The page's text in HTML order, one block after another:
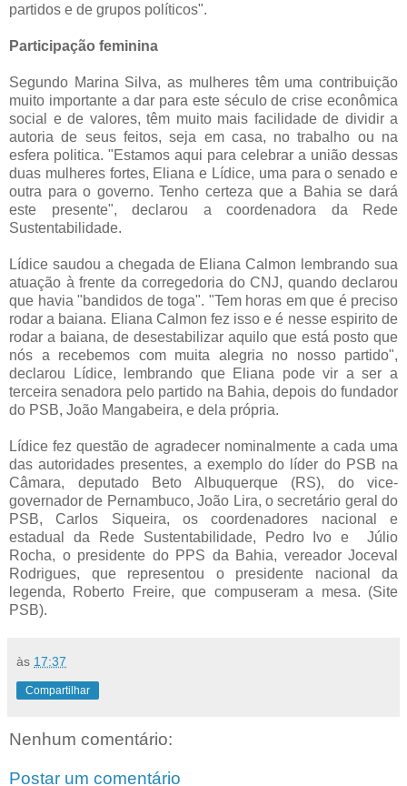
partidos e de grupos políticos".
Participação feminina
Segundo Marina Silva, as mulheres têm uma contribuição
muito importante a dar para este século de crise econômica
social e de valores, têm muito mais facilidade de dividir a
autoria de seus feitos, seja em casa, no trabalho ou na
esfera politica. "Estamos aqui para celebrar a união dessas
duas mulheres fortes, Eliana e Lídice, uma para o senado e
outra para o governo. Tenho certeza que a Bahia se dará
este presente", declarou a coordenadora da Rede
Sustentabilidade.
Lídice saudou a chegada de Eliana Calmon lembrando sua
atuação à frente da corregedoria do CNJ, quando declarou
que havia "bandidos de toga". "Tem horas em que é preciso
rodar a baiana. Eliana Calmon fez isso e é nesse espirito de
rodar a baiana, de desestabilizar aquilo que está posto que
nós a recebemos com muita alegria no nosso partido",
declarou Lídice, lembrando que Eliana pode vir a ser a
terceira senadora pelo partido na Bahia, depois do fundador
do PSB, João Mangabeira, e dela própria.
Lídice fez questão de agradecer nominalmente a cada uma
das autoridades presentes, a exemplo do líder do PSB na
Câmara, deputado Beto Albuquerque (RS), do vice-
governador de Pernambuco, João Lira, o secretário geral do
PSB, Carlos Siqueira, os coordenadores nacional e
estadual da Rede Sustentabilidade, Pedro Ivo e Júlio
Rocha, o presidente do PPS da Bahia, vereador Joceval
Rodrigues, que representou o presidente nacional da
legenda, Roberto Freire, que compuseram a mesa. (Site
PSB).
às 17:37
Compartilhar
Nenhum comentário:
Postar um comentário